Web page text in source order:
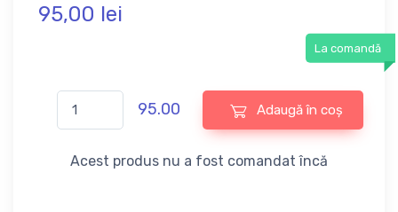
95,00 lei
La comandă
95.00 Adaugă în coș
Acest produs nu a fost comandat încă